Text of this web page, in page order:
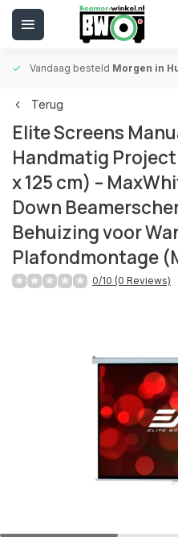
Vandaag besteld Morgen in
Terug
Elite Screens
Handmatig
x 125 cm) –
Down
Behuizing voor
Plafondmontage
0/10 (0 Reviews)